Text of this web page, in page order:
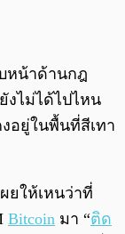
หน้าด้านกฎ
งไม่ได้ไปไหน
อยู่ในพื้นที่สีเทา
ยให้เหนว่าที่
Bitcoin มา “ติด